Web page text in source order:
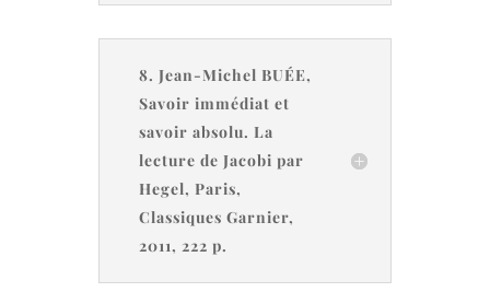
8. Jean-Michel BUÉE,
Savoir immédiat et
savoir absolu. La
lecture de Jacobi par
Hegel, Paris,
Classiques Garnier,
2011, 222 p.